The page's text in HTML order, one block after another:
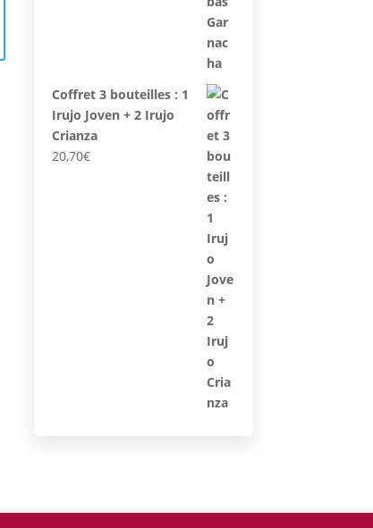
peuvent
Coffret 3 bouteilles : 1
Irujo Joven + 2 Irujo
Crianza
20,70€